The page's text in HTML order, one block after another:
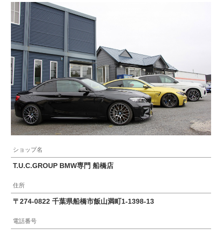
ショップ名
T.U.C.GROUP BMW専門 船橋店
住所
〒274-0822 千葉県船橋市飯山満町1-1398-13
電話番号